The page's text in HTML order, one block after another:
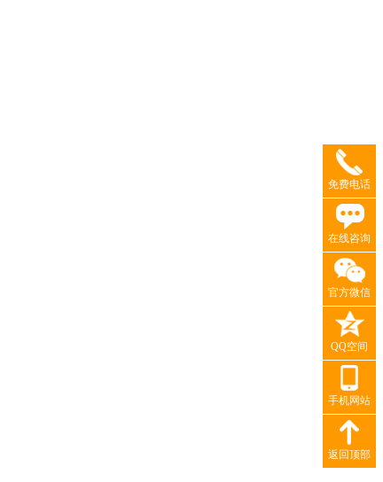
免费电话
在线咨询
官方微信
QQ空间
手机网站
返回顶部